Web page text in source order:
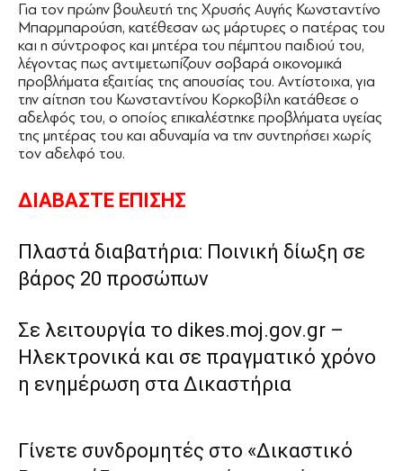
Για τον πρώην βουλευτή της Χρυσής Αυγής Κωνσταντίνο
Μπαρμπαρούση, κατέθεσαν ως μάρτυρες ο πατέρας του
και η σύντροφος και μητέρα του πέμπτου παιδιού του,
λέγοντας πως αντιμετωπίζουν σοβαρά οικονομικά
προβλήματα εξαιτίας της απουσίας του. Αντίστοιχα, για
την αίτηση του Κωνσταντίνου Κορκοβίλη κατάθεσε ο
αδελφός του, ο οποίος επικαλέστηκε προβλήματα υγείας
της μητέρας του και αδυναμία να την συντηρήσει χωρίς
τον αδελφό του.
ΔΙΑΒΑΣΤΕ ΕΠΙΣΗΣ
Πλαστά διαβατήρια: Ποινική δίωξη σε
βάρος 20 προσώπων
Σε λειτουργία το dikes.moj.gov.gr –
Ηλεκτρονικά και σε πραγματικό χρόνο
η ενημέρωση στα Δικαστήρια
Γίνετε συνδρομητές στο «Δικαστικό